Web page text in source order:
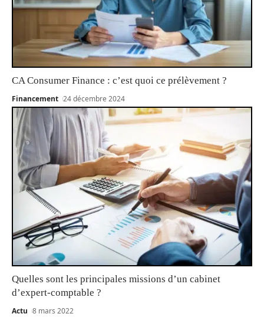
CA Consumer Finance : c’est quoi ce prélèvement ?
Financement 24 décembre 2024
Quelles sont les principales missions d’un cabinet
d’expert-comptable ?
Actu 8 mars 2022